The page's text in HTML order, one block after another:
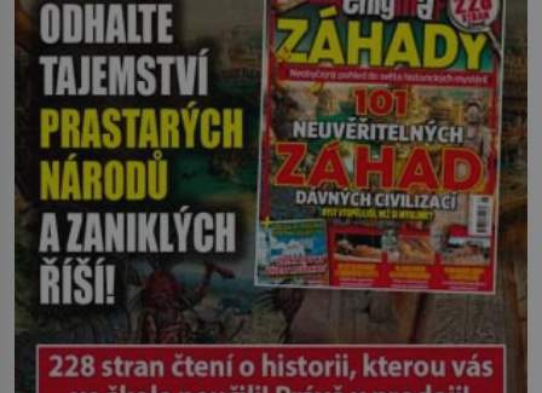
osud? Dne 21. října 1966 se velšská
vesnice Aberfan […]